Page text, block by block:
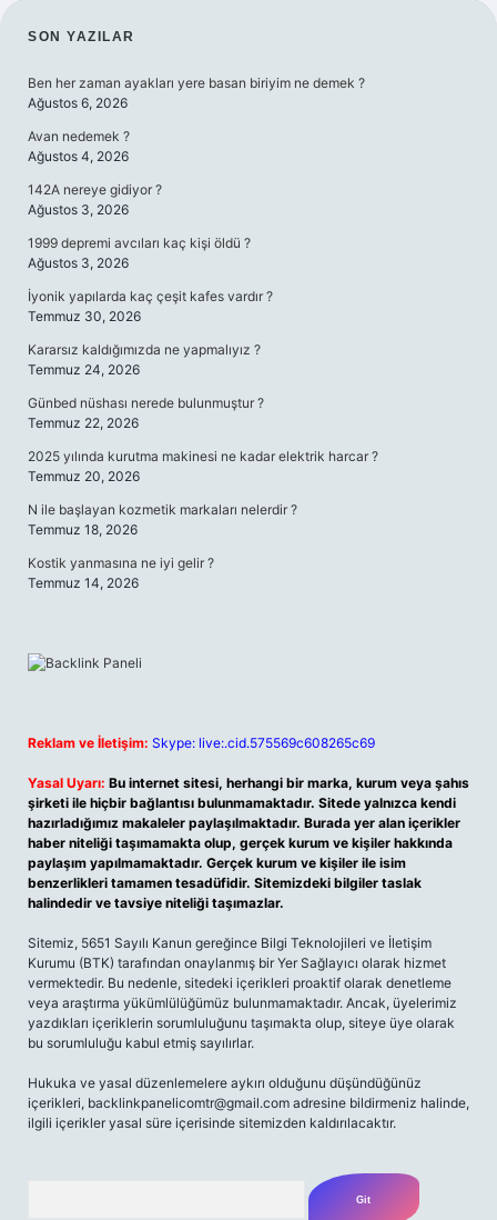
SIDEBAR
SON YAZILAR
Ben her zaman ayakları yere basan biriyim ne demek ?
Ağustos 6, 2026
Avan nedemek ?
Ağustos 4, 2026
142A nereye gidiyor ?
Ağustos 3, 2026
1999 depremi avcıları kaç kişi öldü ?
Ağustos 3, 2026
İyonik yapılarda kaç çeşit kafes vardır ?
Temmuz 30, 2026
Kararsız kaldığımızda ne yapmalıyız ?
Temmuz 24, 2026
Günbed nüshası nerede bulunmuştur ?
Temmuz 22, 2026
2025 yılında kurutma makinesi ne kadar elektrik harcar ?
Temmuz 20, 2026
N ile başlayan kozmetik markaları nelerdir ?
Temmuz 18, 2026
Kostik yanmasına ne iyi gelir ?
Temmuz 14, 2026
Reklam ve İletişim: Skype: live:.cid.575569c608265c69
Yasal Uyarı: Bu internet sitesi, herhangi bir marka, kurum veya şahıs
şirketi ile hiçbir bağlantısı bulunmamaktadır. Sitede yalnızca kendi
hazırladığımız makaleler paylaşılmaktadır. Burada yer alan içerikler
haber niteliği taşımamakta olup, gerçek kurum ve kişiler hakkında
paylaşım yapılmamaktadır. Gerçek kurum ve kişiler ile isim
benzerlikleri tamamen tesadüfidir. Sitemizdeki bilgiler taslak
halindedir ve tavsiye niteliği taşımazlar.
Sitemiz, 5651 Sayılı Kanun gereğince Bilgi Teknolojileri ve İletişim
Kurumu (BTK) tarafından onaylanmış bir Yer Sağlayıcı olarak hizmet
vermektedir. Bu nedenle, sitedeki içerikleri proaktif olarak denetleme
veya araştırma yükümlülüğümüz bulunmamaktadır. Ancak, üyelerimiz
yazdıkları içeriklerin sorumluluğunu taşımakta olup, siteye üye olarak
bu sorumluluğu kabul etmiş sayılırlar.
Hukuka ve yasal düzenlemelere aykırı olduğunu düşündüğünüz
içerikleri, backlinkpanelicomtr@gmail.com adresine bildirmeniz halinde,
ilgili içerikler yasal süre içerisinde sitemizden kaldırılacaktır.